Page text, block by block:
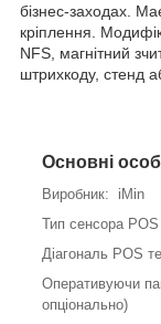
бізнес-заходах.
кріплення.
NFS, магнітний
штрихкоду, стенд
Основні
Виробник: iMin
Тип сенсора
Діагональ POS
Оперативуючи
опціонально)